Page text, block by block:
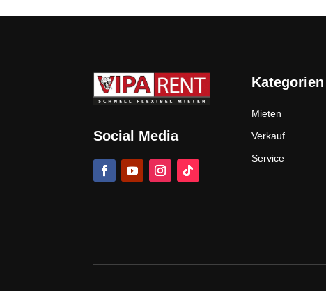
Social Media
Kategorien
Mieten
Verkauf
Service